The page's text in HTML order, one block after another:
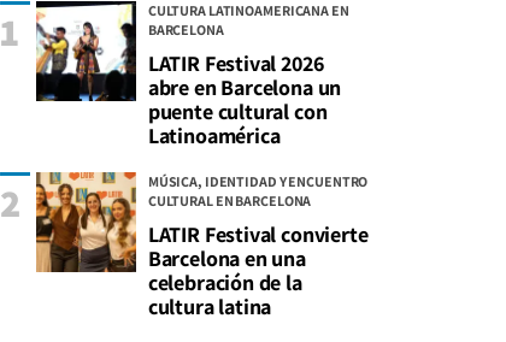
CULTURA LATINOAMERICANA EN
BARCELONA
LATIR Festival 2026
abre en Barcelona un
puente cultural con
Latinoamérica
1
MÚSICA, IDENTIDAD Y ENCUENTRO
CULTURAL EN BARCELONA
LATIR Festival convierte
Barcelona en una
celebración de la
cultura latina
2